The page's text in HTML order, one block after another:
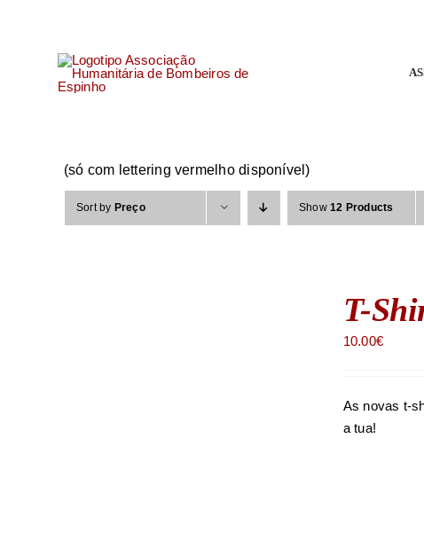
(só com lettering vermelho disponível)
Sort by Preço Show12 Products
T-
10.00€
As novas t-
a tua!